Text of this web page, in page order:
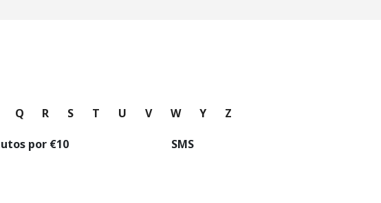
Q R S T U V W Y Z
por ⁦€10⁩ SMS